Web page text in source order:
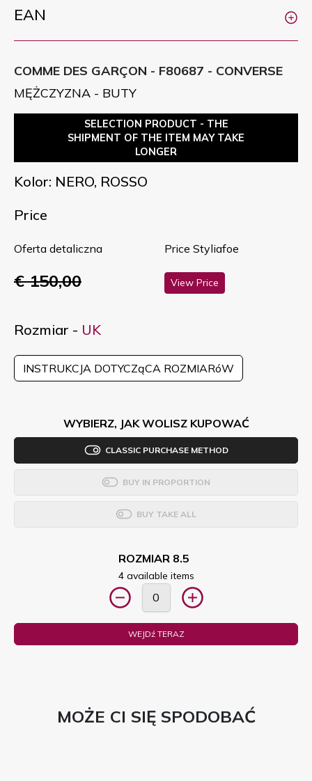
EAN
COMME DES GARÇON - F80687 - CONVERSE
MĘŻCZYZNA - BUTY
SELECTION PRODUCT - THE
SHIPMENT OF THE ITEM MAY TAKE
LONGER
Kolor: NERO, ROSSO
Price
Oferta detaliczna
€ 150,00
Price Styliafoe
View Price
Rozmiar - UK
INSTRUKCJA DOTYCZąCA ROZMIARóW
WYBIERZ, JAK WOLISZ KUPOWAĆ
CLASSIC PURCHASE METHOD
BUY IN PROPORTION
BUY TAKE ALL
ROZMIAR 8.5
4 available items
WEJDź TERAZ
MOŻE CI SIĘ SPODOBAĆ